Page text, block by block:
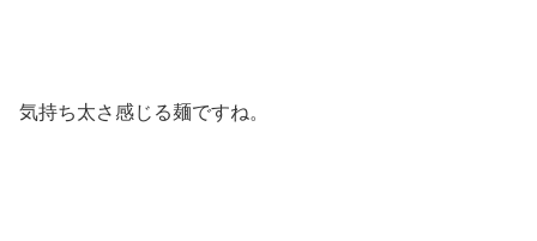
気持ち太さ感じる麺ですね。